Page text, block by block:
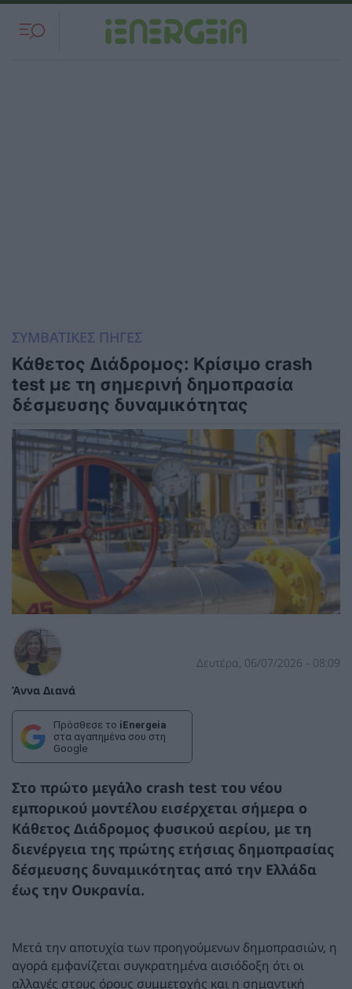
ΣΥΜΒΑΤΙΚΕΣ ΠΗΓΕΣ
Κάθετος Διάδρομος: Κρίσιμο crash
test με τη σημερινή δημοπρασία
δέσμευσης δυναμικότητας
Άννα Διανά
Δευτέρα, 06/07/2026 - 08:09
Πρόσθεσε το iEnergeia
στα αγαπημένα σου στη
Google
Στο πρώτο μεγάλο crash test του νέου
εμπορικού μοντέλου εισέρχεται σήμερα ο
Κάθετος Διάδρομος φυσικού αερίου, με τη
διενέργεια της πρώτης ετήσιας δημοπρασίας
δέσμευσης δυναμικότητας από την Ελλάδα
έως την Ουκρανία.
Μετά την αποτυχία των προηγούμενων δημοπρασιών, η
αγορά εμφανίζεται συγκρατημένα αισιόδοξη ότι οι
αλλαγές στους όρους συμμετοχής και η σημαντική